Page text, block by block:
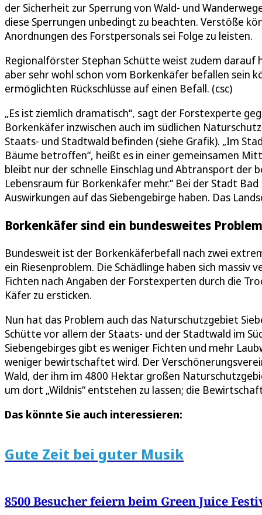
der Sicherheit zur Sperrung von Wald- und
diese Sperrungen unbedingt zu beachten. Verstöße
Anordnungen des Forstpersonals sei Folge zu leisten.
Regionalförster Stephan Schütte weist zudem darauf
aber sehr wohl schon vom Borkenkäfer befallen sein
ermöglichten Rückschlüsse auf einen Befall. (csc)
„Es ist ziemlich dramatisch“, sagt der Forstexperte
Borkenkäfer inzwischen auch im südlichen
Staats- und Stadtwald befinden (siehe Grafik). „Im
Bäume betroffen“, heißt es in einer gemeinsamen
bleibt nur der schnelle Einschlag und Abtransport der
Lebensraum für Borkenkäfer mehr.“ Bei der Stadt
Auswirkungen auf das Siebengebirge haben. Das
Borkenkäfer sind ein bundesweites Problem
Bundesweit ist der Borkenkäferbefall nach zwei
ein Riesenproblem. Die Schädlinge haben sich
Fichten nach Angaben der Forstexperten durch die
Käfer zu ersticken.
Nun hat das Problem auch das Naturschutzgebiet
Schütte vor allem der Staats- und der Stadtwald im
Siebengebirges gibt es weniger Fichten und mehr
weniger bewirtschaftet wird. Der
Wald, der ihm im 4800 Hektar großen
um dort „Wildnis“ entstehen zu lassen; die
Das könnte Sie auch interessieren:
Gute Zeit bei guter Musik
8500 Besucher feiern beim Green Juice